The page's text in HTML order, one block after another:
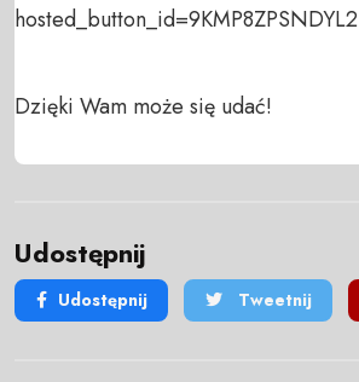
hosted_button_id=9KMP8ZPSNDYL2
Dzięki Wam może się udać!
Udostępnij
Udostępnij Tweetnij